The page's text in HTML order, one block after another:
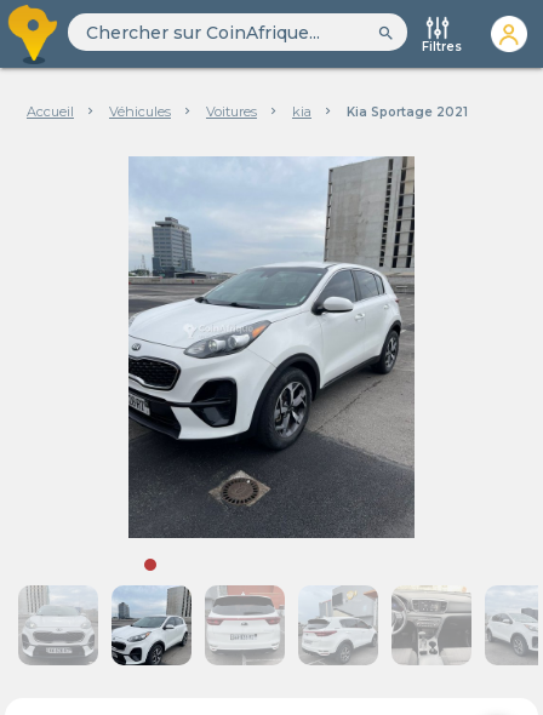
search
Filtres
Accueil Véhicules Voitures kia Kia Sportage 2021